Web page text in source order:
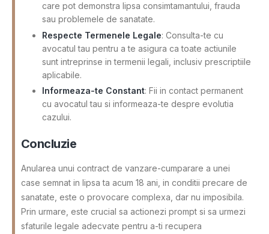
care pot demonstra lipsa consimtamantului, frauda
sau problemele de sanatate.
Respecte Termenele Legale: Consulta-te cu
avocatul tau pentru a te asigura ca toate actiunile
sunt intreprinse in termenii legali, inclusiv prescriptiile
aplicabile.
Informeaza-te Constant: Fii in contact permanent
cu avocatul tau si informeaza-te despre evolutia
cazului.
Concluzie
Anularea unui contract de vanzare-cumparare a unei
case semnat in lipsa ta acum 18 ani, in conditii precare de
sanatate, este o provocare complexa, dar nu imposibila.
Prin urmare, este crucial sa actionezi prompt si sa urmezi
sfaturile legale adecvate pentru a-ti recupera